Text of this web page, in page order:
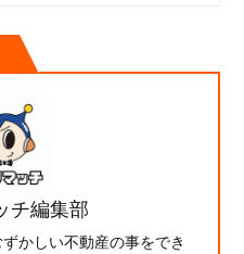
チ編集部
かしい不動産の事をでき